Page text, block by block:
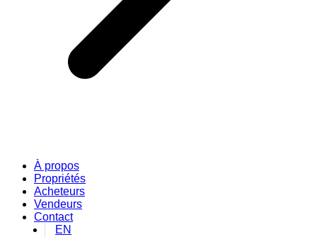
À propos
Propriétés
Acheteurs
Vendeurs
Contact
EN